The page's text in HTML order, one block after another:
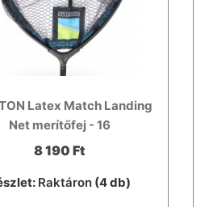
Latex Match Landing
Net merítőfej - 16
8 190 Ft
Raktáron(4 db)